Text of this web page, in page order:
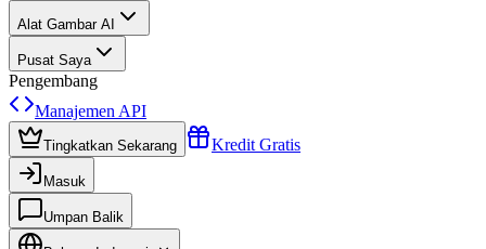
Alat Gambar AI
Pusat Saya
Pengembang
Manajemen API
Tingkatkan Sekarang Kredit Gratis
Masuk
Umpan Balik